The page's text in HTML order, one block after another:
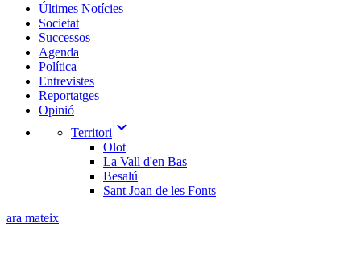
Últimes Notícies
Societat
Successos
Agenda
Política
Entrevistes
Reportatges
Opinió
Territori expand_more
Olot
La Vall d'en Bas
Besalú
Sant Joan de les Fonts
ara mateix